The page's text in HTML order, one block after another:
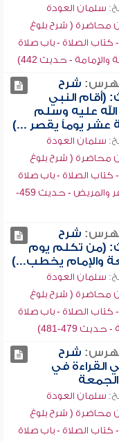
سلمان العودة
محاضرة ( شرح بلوغ
- كتاب الصلاة - باب صلاة
والإمامة - حديث 442)
شرح
(أقام النبي
عليه وسلم
عشر يوماً يقصر ...)
سلمان العودة
محاضرة ( شرح بلوغ
- كتاب الصلاة - باب صلاة
المسافر والمريض - حديث 459-
شرح
(من تكلم يوم
والإمام يخطب...)
سلمان العودة
محاضرة ( شرح بلوغ
- كتاب الصلاة - باب صلاة
479-481)
شرح
القراءة في
سلمان العودة
محاضرة ( شرح بلوغ
- كتاب الصلاة - باب صلاة